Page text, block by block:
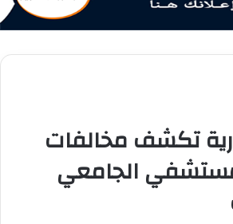
تكشف مخالفات
الجامعي